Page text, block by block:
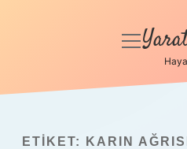
Anasayfa
menüyü
ETIKET:
KARIN